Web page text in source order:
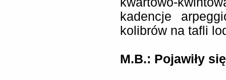
kadencje
kolibrów na tafli
M.B.: Pojawiły